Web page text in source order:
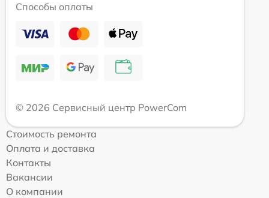
Способы оплаты
© 2026 Сервисный центр PowerCom
Стоимость ремонта
Оплата и доставка
Контакты
Вакансии
О компании